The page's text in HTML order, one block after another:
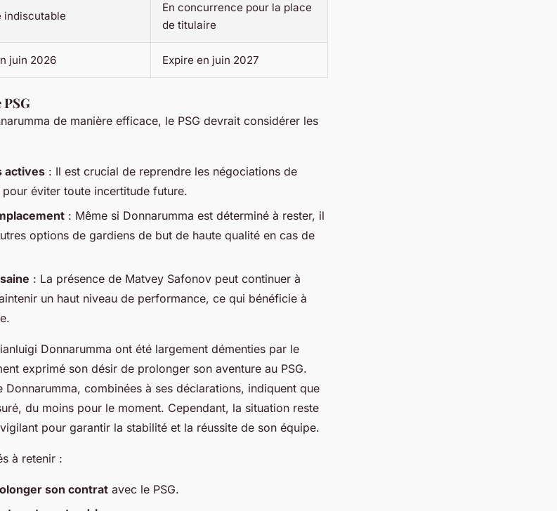
indiscutable
En concurrence pour la place
de titulaire
juin 2026 Expire en juin 2027
de manière efficace, le PSG devrait considérer les
actives : Il est crucial de reprendre les négociations de
éviter toute incertitude future.
: Même si Donnarumma est déterminé à rester, il
options de gardiens de but de haute qualité en cas de
: La présence de Matvey Safonov peut continuer à
un haut niveau de performance, ce qui bénéficie à
Donnarumma ont été largement démenties par le
exprimé son désir de prolonger son aventure au PSG.
Donnarumma, combinées à ses déclarations, indiquent que
du moins pour le moment. Cependant, la situation reste
pour garantir la stabilité et la réussite de son équipe.
à retenir :
son contrat avec le PSG.